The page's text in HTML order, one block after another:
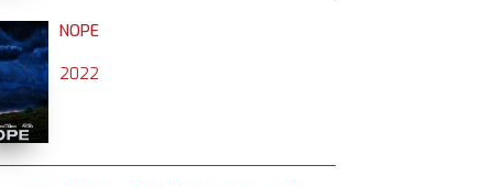
NOPE
2022